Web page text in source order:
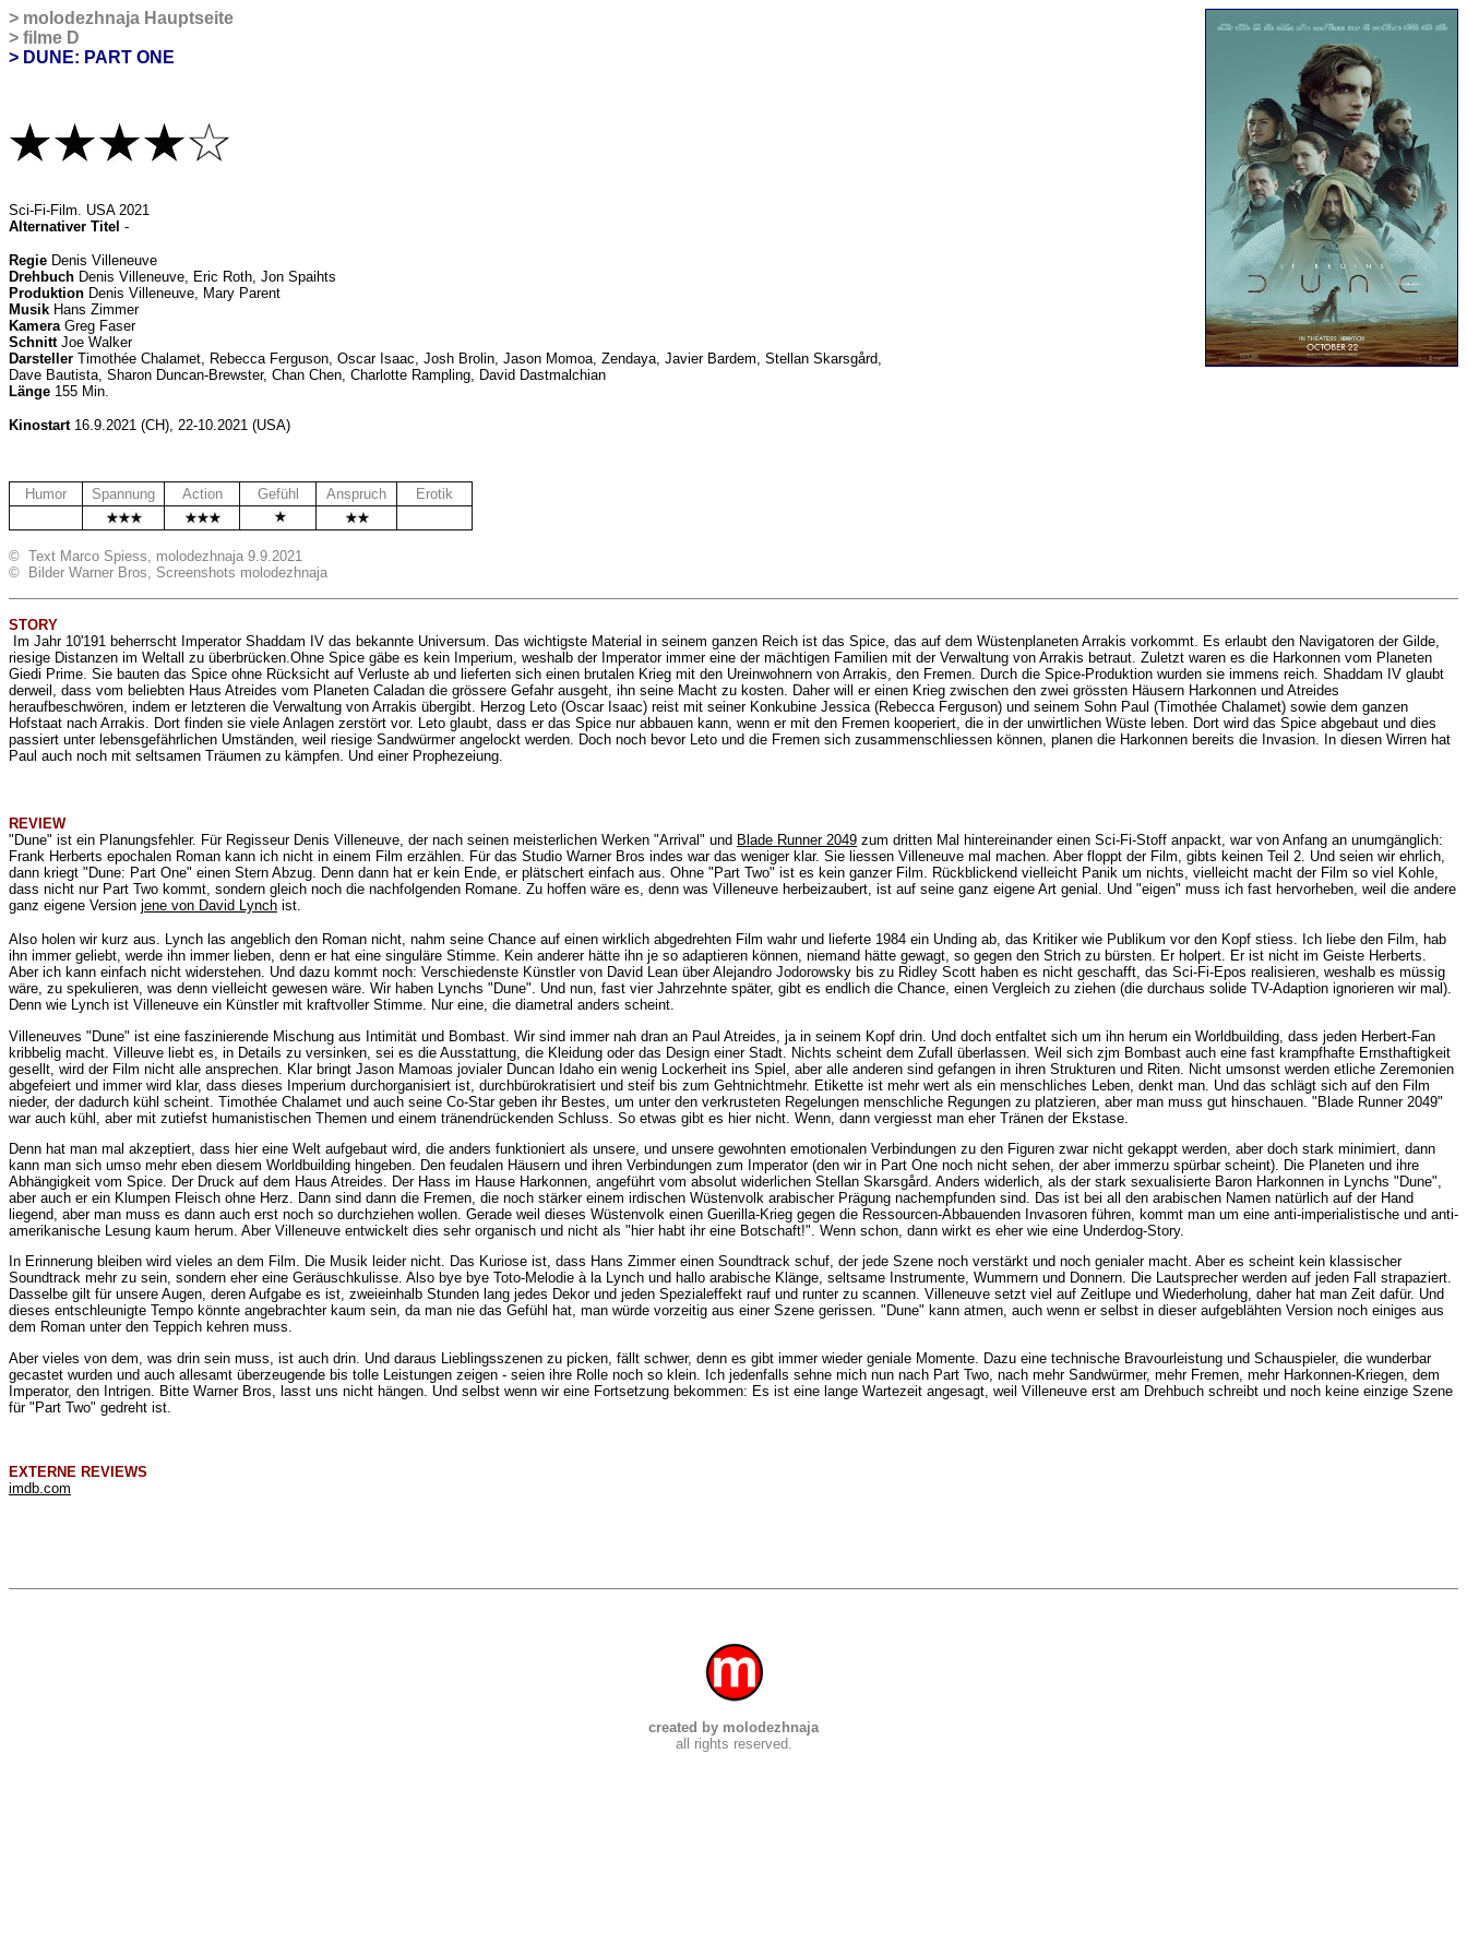
> molodezhnaja Hauptseite
> filme D
> DUNE: PART ONE
Sci-Fi-Film. USA 2021
Alternativer Titel -
Regie Denis Villeneuve
Drehbuch Denis Villeneuve, Eric Roth, Jon Spaihts
Produktion Denis Villeneuve, Mary Parent
Musik Hans Zimmer
Kamera Greg Faser
Schnitt Joe Walker
Darsteller Timothée Chalamet, Rebecca Ferguson, Oscar Isaac, Josh Brolin, Jason Momoa, Zendaya, Javier Bardem, Stellan Skarsgård,
Dave Bautista, Sharon Duncan-Brewster, Chan Chen, Charlotte Rampling, David Dastmalchian
Länge 155 Min.
Kinostart16.9.2021 (CH), 22-10.2021 (USA)
Humor Spannung Action Gefühl Anspruch
Erotik
© Text Marco Spiess, molodezhnaja 9.9.2021
© Bilder Warner Bros, Screenshots molodezhnaja
STORY
Im Jahr 10'191 beherrscht Imperator Shaddam IV das bekannte Universum. Das wichtigste Material in seinem ganzen Reich ist das Spice, das auf dem Wüstenplaneten Arrakis vorkommt. Es erlaubt den Navigatoren der Gilde,
riesige Distanzen im Weltall zu überbrücken.Ohne Spice gäbe es kein Imperium, weshalb der Imperator immer eine der mächtigen Familien mit der Verwaltung von Arrakis betraut. Zuletzt waren es die Harkonnen vom Planeten
Giedi Prime. Sie bauten das Spice ohne Rücksicht auf Verluste ab und lieferten sich einen brutalen Krieg mit den Ureinwohnern von Arrakis, den Fremen. Durch die Spice-Produktion wurden sie immens reich. Shaddam IV glaubt
derweil, dass vom beliebten Haus Atreides vom Planeten Caladan die grössere Gefahr ausgeht, ihn seine Macht zu kosten. Daher will er einen Krieg zwischen den zwei grössten Häusern Harkonnen und Atreides
heraufbeschwören, indem er letzteren die Verwaltung von Arrakis übergibt. Herzog Leto (Oscar Isaac) reist mit seiner Konkubine Jessica (Rebecca Ferguson) und seinem Sohn Paul (Timothée Chalamet) sowie dem ganzen
Hofstaat nach Arrakis. Dort finden sie viele Anlagen zerstört vor. Leto glaubt, dass er das Spice nur abbauen kann, wenn er mit den Fremen kooperiert, die in der unwirtlichen Wüste leben. Dort wird das Spice abgebaut und dies
passiert unter lebensgefährlichen Umständen, weil riesige Sandwürmer angelockt werden. Doch noch bevor Leto und die Fremen sich zusammenschliessen können, planen die Harkonnen bereits die Invasion. In diesen Wirren hat
Paul auch noch mit seltsamen Träumen zu kämpfen. Und einer Prophezeiung.
REVIEW
"Dune" ist ein Planungsfehler. Für Regisseur Denis Villeneuve, der nach seinen meisterlichen Werken "Arrival" und Blade Runner 2049 zum dritten Mal hintereinander einen Sci-Fi-Stoff anpackt, war von Anfang an unumgänglich:
Frank Herberts epochalen Roman kann ich nicht in einem Film erzählen. Für das Studio Warner Bros indes war das weniger klar. Sie liessen Villeneuve mal machen. Aber floppt der Film, gibts keinen Teil 2. Und seien wir ehrlich,
dann kriegt "Dune: Part One" einen Stern Abzug. Denn dann hat er kein Ende, er plätschert einfach aus. Ohne "Part Two" ist es kein ganzer Film. Rückblickend vielleicht Panik um nichts, vielleicht macht der Film so viel Kohle,
dass nicht nur Part Two kommt, sondern gleich noch die nachfolgenden Romane. Zu hoffen wäre es, denn was Villeneuve herbeizaubert, ist auf seine ganz eigene Art genial. Und "eigen" muss ich fast hervorheben, weil die andere
ganz eigene Version jene von David Lynch ist.
Also holen wir kurz aus. Lynch las angeblich den Roman nicht, nahm seine Chance auf einen wirklich abgedrehten Film wahr und lieferte 1984 ein Unding ab, das Kritiker wie Publikum vor den Kopf stiess. Ich liebe den Film, hab
ihn immer geliebt, werde ihn immer lieben, denn er hat eine singuläre Stimme. Kein anderer hätte ihn je so adaptieren können, niemand hätte gewagt, so gegen den Strich zu bürsten. Er holpert. Er ist nicht im Geiste Herberts.
Aber ich kann einfach nicht widerstehen. Und dazu kommt noch: Verschiedenste Künstler von David Lean über Alejandro Jodorowsky bis zu Ridley Scott haben es nicht geschafft, das Sci-Fi-Epos realisieren, weshalb es müssig
wäre, zu spekulieren, was denn vielleicht gewesen wäre. Wir haben Lynchs "Dune". Und nun, fast vier Jahrzehnte später, gibt es endlich die Chance, einen Vergleich zu ziehen (die durchaus solide TV-Adaption ignorieren wir mal).
Denn wie Lynch ist Villeneuve ein Künstler mit kraftvoller Stimme. Nur eine, die diametral anders scheint.
Villeneuves "Dune" ist eine faszinierende Mischung aus Intimität und Bombast. Wir sind immer nah dran an Paul Atreides, ja in seinem Kopf drin. Und doch entfaltet sich um ihn herum ein Worldbuilding, dass jeden Herbert-Fan
kribbelig macht. Villeuve liebt es, in Details zu versinken, sei es die Ausstattung, die Kleidung oder das Design einer Stadt. Nichts scheint dem Zufall überlassen. Weil sich zjm Bombast auch eine fast krampfhafte Ernsthaftigkeit
gesellt, wird der Film nicht alle ansprechen. Klar bringt Jason Mamoas jovialer Duncan Idaho ein wenig Lockerheit ins Spiel, aber alle anderen sind gefangen in ihren Strukturen und Riten. Nicht umsonst werden etliche Zeremonien
abgefeiert und immer wird klar, dass dieses Imperium durchorganisiert ist, durchbürokratisiert und steif bis zum Gehtnichtmehr. Etikette ist mehr wert als ein menschliches Leben, denkt man. Und das schlägt sich auf den Film
nieder, der dadurch kühl scheint. Timothée Chalamet und auch seine Co-Star geben ihr Bestes, um unter den verkrusteten Regelungen menschliche Regungen zu platzieren, aber man muss gut hinschauen. "Blade Runner 2049"
war auch kühl, aber mit zutiefst humanistischen Themen und einem tränendrückenden Schluss. So etwas gibt es hier nicht. Wenn, dann vergiesst man eher Tränen der Ekstase.
Denn hat man mal akzeptiert, dass hier eine Welt aufgebaut wird, die anders funktioniert als unsere, und unsere gewohnten emotionalen Verbindungen zu den Figuren zwar nicht gekappt werden, aber doch stark minimiert, dann
kann man sich umso mehr eben diesem Worldbuilding hingeben. Den feudalen Häusern und ihren Verbindungen zum Imperator (den wir in Part One noch nicht sehen, der aber immerzu spürbar scheint). Die Planeten und ihre
Abhängigkeit vom Spice. Der Druck auf dem Haus Atreides. Der Hass im Hause Harkonnen, angeführt vom absolut widerlichen Stellan Skarsgård. Anders widerlich, als der stark sexualisierte Baron Harkonnen in Lynchs "Dune",
aber auch er ein Klumpen Fleisch ohne Herz. Dann sind dann die Fremen, die noch stärker einem irdischen Wüstenvolk arabischer Prägung nachempfunden sind. Das ist bei all den arabischen Namen natürlich auf der Hand
liegend, aber man muss es dann auch erst noch so durchziehen wollen. Gerade weil dieses Wüstenvolk einen Guerilla-Krieg gegen die Ressourcen-Abbauenden Invasoren führen, kommt man um eine anti-imperialistische und anti-
amerikanische Lesung kaum herum. Aber Villeneuve entwickelt dies sehr organisch und nicht als "hier habt ihr eine Botschaft!". Wenn schon, dann wirkt es eher wie eine Underdog-Story.
In Erinnerung bleiben wird vieles an dem Film. Die Musik leider nicht. Das Kuriose ist, dass Hans Zimmer einen Soundtrack schuf, der jede Szene noch verstärkt und noch genialer macht. Aber es scheint kein klassischer
Soundtrack mehr zu sein, sondern eher eine Geräuschkulisse. Also bye bye Toto-Melodie à la Lynch und hallo arabische Klänge, seltsame Instrumente, Wummern und Donnern. Die Lautsprecher werden auf jeden Fall strapaziert.
Dasselbe gilt für unsere Augen, deren Aufgabe es ist, zweieinhalb Stunden lang jedes Dekor und jeden Spezialeffekt rauf und runter zu scannen. Villeneuve setzt viel auf Zeitlupe und Wiederholung, daher hat man Zeit dafür. Und
dieses entschleunigte Tempo könnte angebrachter kaum sein, da man nie das Gefühl hat, man würde vorzeitig aus einer Szene gerissen. "Dune" kann atmen, auch wenn er selbst in dieser aufgeblähten Version noch einiges aus
dem Roman unter den Teppich kehren muss.
Aber vieles von dem, was drin sein muss, ist auch drin. Und daraus Lieblingsszenen zu picken, fällt schwer, denn es gibt immer wieder geniale Momente. Dazu eine technische Bravourleistung und Schauspieler, die wunderbar
gecastet wurden und auch allesamt überzeugende bis tolle Leistungen zeigen - seien ihre Rolle noch so klein. Ich jedenfalls sehne mich nun nach Part Two, nach mehr Sandwürmer, mehr Fremen, mehr Harkonnen-Kriegen, dem
Imperator, den Intrigen. Bitte Warner Bros, lasst uns nicht hängen. Und selbst wenn wir eine Fortsetzung bekommen: Es ist eine lange Wartezeit angesagt, weil Villeneuve erst am Drehbuch schreibt und noch keine einzige Szene
für "Part Two" gedreht ist.
EXTERNE REVIEWS
imdb.com
created by molodezhnaja
all rights reserved.